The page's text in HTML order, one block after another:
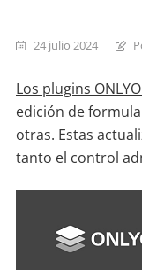
24 julio 2024
Los plugins
edición de
otras. Estas
tanto el control